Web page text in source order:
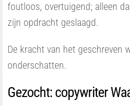
foutloos, overtuigend; alleen
zijn opdracht geslaagd.
De kracht van het geschreven
onderschatten.
Gezocht: copywriter